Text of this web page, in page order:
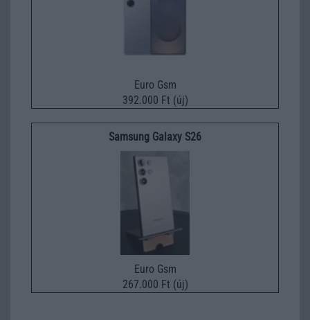
Euro Gsm
392.000 Ft (új)
Samsung Galaxy S26
Euro Gsm
267.000 Ft (új)